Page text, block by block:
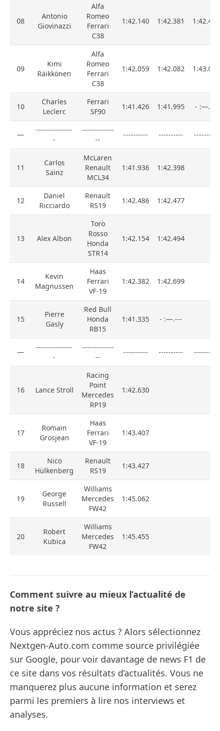
08
Antonio
Giovinazzi
Alfa
Romeo
Ferrari
C38
1:42.140 1:42.381 1:42.424
09
Kimi
Räikkönen
Alfa
Romeo
Ferrari
C38
1:42.059 1:42.082 1:43.068
10
Charles
Leclerc
Ferrari
SF90
1:41.426 1:41.995 - :—.---
—
---------------
-
-------------
--
---------- ---------- ----------
11
Carlos
Sainz
McLaren
Renault
MCL34
1:41.936 1:42.398
12
Daniel
Ricciardo
Renault
RS19
1:42.486 1:42.477
13 Alex Albon
Toro
Rosso
Honda
STR14
1:42.154 1:42.494
14
Kevin
Magnussen
Haas
Ferrari
VF-19
1:42.382 1:42.699
15
Pierre
Gasly
Red Bull
Honda
RB15
1:41.335 - :—.---
—
---------------
-
-------------
--
---------- ---------- ----------
16 Lance Stroll
Racing
Point
Mercedes
RP19
1:42.630
17
Romain
Grosjean
Haas
Ferrari
VF-19
1:43.407
18
Nico
Hülkenberg
Renault
RS19
1:43.427
19
George
Russell
Williams
Mercedes
FW42
1:45.062
20
Robert
Kubica
Williams
Mercedes
FW42
1:45.455
Comment suivre au mieux l’actualité de
notre site ?
Vous appréciez nos actus ? Alors sélectionnez
Nextgen-Auto.com comme source privilégiée
sur Google, pour voir davantage de news F1 de
ce site dans vos résultats d’actualités. Vous ne
manquerez plus aucune information et serez
parmi les premiers à lire nos interviews et
analyses.